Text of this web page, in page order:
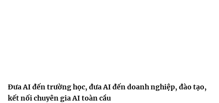
Đưa AI đến trường học, đưa AI đến doanh nghiệp, đào tạo,
kết nối chuyên gia AI toàn cầu